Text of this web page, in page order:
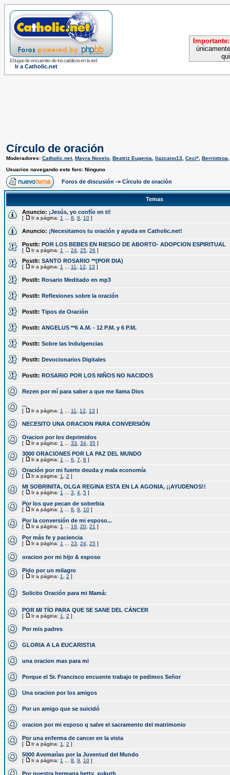
El lugar de encuentro de los católicos en la red
Ir a Catholic.net
Importante:
Círculo de oración
Moderadores: Catholic.net, Mayra Novelo Beatriz Eugenia llazcano13 Ceci* Berriotxoa
Usuarios navegando este foro: Ninguno
Foros de discusión -> Círculo de oración
Temas
Anuncio: ¡Jesús, yo confío en ti!
[ Ir a página: 1 8 9 10 ]
Anuncio: ¡Necesitamos tu oración y ayuda en Catholic.net!
PostIt: POR LOS BEBES EN RIESGO DE ABORTO- ADOPCION ESPIRITUAL
[ Ir a página: 1 24 25 26 ]
PostIt: SANTO ROSARIO **(POR DIA)
[ Ir a página: 1 11 12 13 ]
PostIt: Rosario Meditado en mp3
PostIt: Reflexiones sobre la oración
PostIt: Tipos de Oración
PostIt: ANGELUS **6 A.M. - 12 P.M. y 6 P.M.
PostIt: Sobre las Indulgencias
PostIt: Devocionarios Digitales
PostIt: ROSARIO POR LOS NIÑOS NO NACIDOS
Rezen por mí para saber a que me llama Dios
...
[ Ir a página: 1 11 12 13 ]
NECESITO UNA ORACION PARA CONVERSIÓN
Oracion por los deprimidos
[ Ir a página: 1 33 34 35 ]
3000 ORACIONES POR LA PAZ DEL MUNDO
[ Ir a página: 1 6 7 8 ]
Oración por mi fuerte deuda y mala economía
[ Ir a página: 1 2 ]
MI SOBRINITA, OLGA REGINA ESTA EN LA AGONIA, ¡¡AYUDENOS!!
[ Ir a página: 1 3 4 5 ]
Por los que pecan de soberbia
[ Ir a página: 1 8 9 10 ]
Por la conversión de mi esposo...
[ Ir a página: 1 19 20 21 ]
Por más fe y paciencia
[ Ir a página: 1 23 24 25 ]
oracion por mi hijo & esposo
Pido por un milagro
[ Ir a página: 1 2 ]
Solicito Oración para mi Mamá:
POR MI TÍO PARA QUE SE SANE DEL CÁNCER
[ Ir a página: 1 2 ]
Por mis padres
GLORIA A LA EUCARISTIA
una oracion mas para mi
Porque el Sr. Francisco encuente trabajo te pedimos Señor
Una oracion por los amigos
Por un amigo que se suicidó
oracion por mi esposo q salve el sacramento del matrimonio
Por una enferma de cancer en la vista
[ Ir a página: 1 2 ]
5000 Avemarìas por la Juventud del Mundo
[ Ir a página: 1 8 9 10 ]
Por nuestra hermana betty_xukuth